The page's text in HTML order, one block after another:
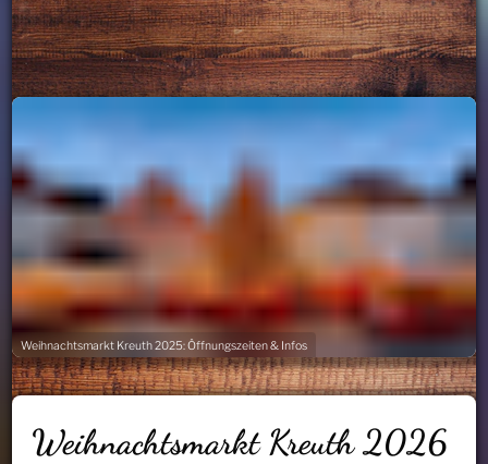
Weihnachtsmarkt Kreuth 2025: Öffnungszeiten & Infos
Weihnachtsmarkt Kreuth 2026